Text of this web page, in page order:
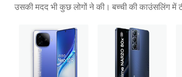
उसकी मदद भी कुछ लोगों ने की। बच्ची की काउंसलिंग में